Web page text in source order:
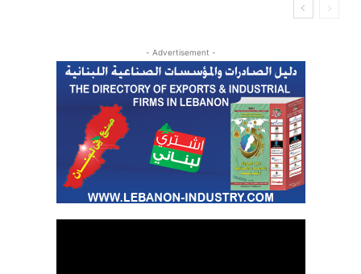
- Advertisement -